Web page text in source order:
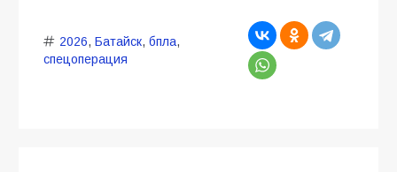
2026, Батайск, бпла,
спецоперация